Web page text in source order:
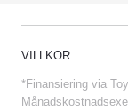
VILLKOR
*Finansiering via